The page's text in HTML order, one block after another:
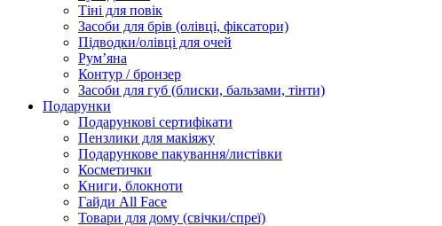
Тіні для повік
Засоби для брів (олівці, фіксатори)
Підводки/олівці для очей
Румʼяна
Контур / бронзер
Засоби для губ (блиски, бальзами, тінти)
Подарунки
Подарункові сертифікати
Пензлики для макіяжу
Подарункове пакування/листівки
Косметички
Книги, блокноти
Гайди All Face
Товари для дому (свічки/спреї)